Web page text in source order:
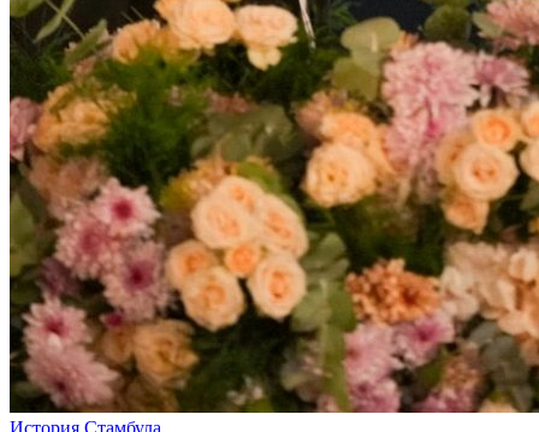
История Стамбула